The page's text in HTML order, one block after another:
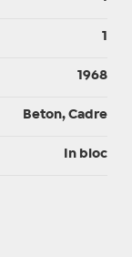
1
1968
Beton, Cadre
In bloc